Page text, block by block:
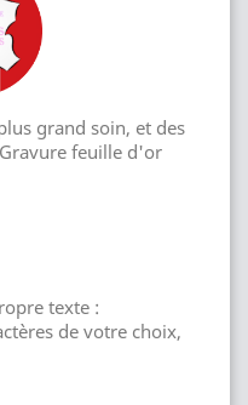
grand soin, et des
feuille d'or
texte :
de votre choix,